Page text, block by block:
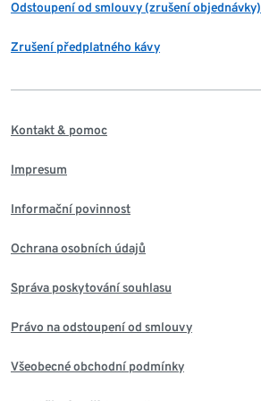
Odstoupení od smlouvy (zrušení objednávky)
Zrušení předplatného kávy
Kontakt & pomoc
Impresum
Informační povinnost
Ochrana osobních údajů
Správa poskytování souhlasu
Právo na odstoupení od smlouvy
Všeobecné obchodní podmínky